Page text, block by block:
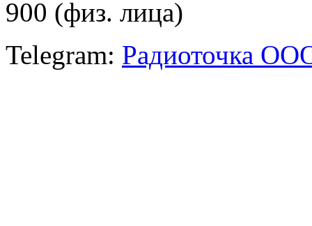
900 (физ. лица)
Telegram: Радиоточка